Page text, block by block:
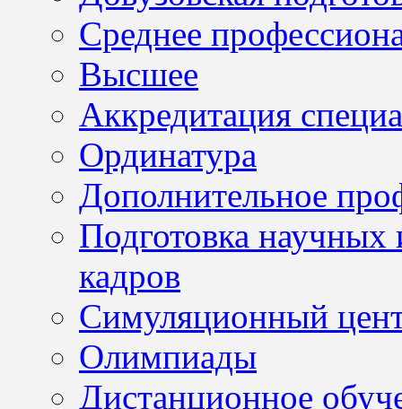
Среднее
Высшее
Аккредитация
Ординатура
Дополнительное
Подготовка научных
кадров
Симуляционный
Олимпиады
Дистанционное